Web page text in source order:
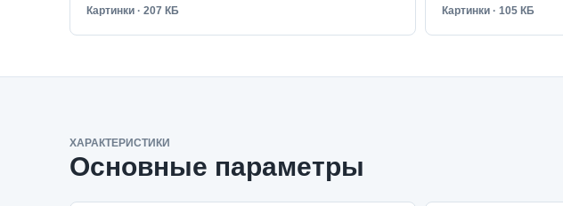
Картинки · 207 КБ Картинки · 105 КБ
ХАРАКТЕРИСТИКИ
Основные параметры